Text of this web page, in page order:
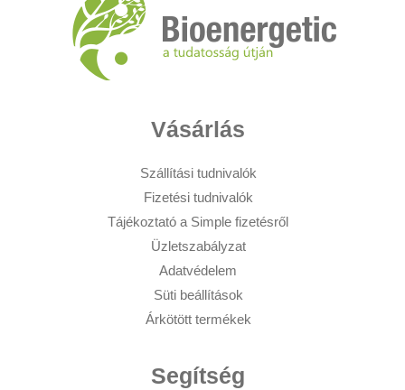
Vásárlás
Szállítási tudnivalók
Fizetési tudnivalók
Tájékoztató a Simple fizetésről
Üzletszabályzat
Adatvédelem
Süti beállítások
Árkötött termékek
Segítség